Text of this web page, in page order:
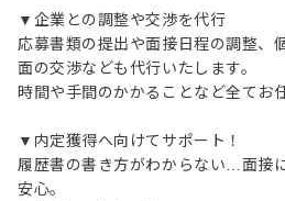
▼企業との調整や交渉を代行
応募書類の提出や面接日程の調整、
面の交渉なども代行いたします。
時間や手間のかかることなど全てお
▼内定獲得へ向けてサポート！
履歴書の書き方がわからない…面接
安心。